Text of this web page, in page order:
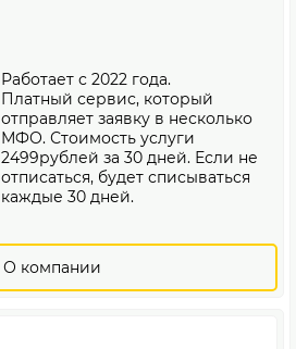
Работает с 2022 года.
Платный сервис, который
отправляет заявку в несколько
МФО. Стоимость услуги
2499рублей за 30 дней. Если не
отписаться, будет списываться
каждые 30 дней.
О компании